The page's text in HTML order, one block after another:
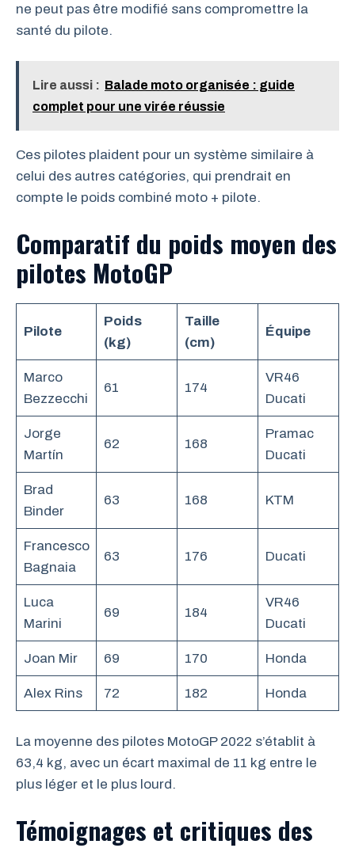
ne peut pas être modifié sans compromettre la
santé du pilote.
Lire aussi : Balade moto organisée : guide
complet pour une virée réussie
Ces pilotes plaident pour un système similaire à
celui des autres catégories, qui prendrait en
compte le poids combiné moto + pilote.
Comparatif du poids moyen des
pilotes MotoGP
Pilote
Poids
(kg)
Taille
(cm)
Équipe
Marco
Bezzecchi
61 174
VR46
Ducati
Jorge
Martín
62 168
Pramac
Ducati
Brad
Binder
63 168 KTM
Francesco
Bagnaia
63 176 Ducati
Luca
Marini
69 184
VR46
Ducati
Joan Mir 69 170 Honda
Alex Rins 72 182 Honda
La moyenne des pilotes MotoGP 2022 s’établit à
63,4 kg, avec un écart maximal de 11 kg entre le
plus léger et le plus lourd.
Témoignages et critiques des